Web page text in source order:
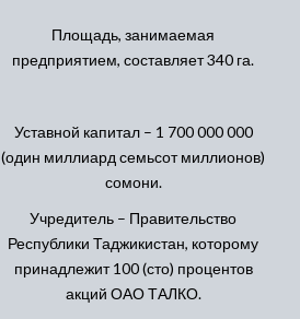
Площадь, занимаемая
предприятием, составляет 340 га.
Уставной капитал – 1 700 000 000
(один миллиард семьсот миллионов)
сомони.
Учредитель – Правительство
Республики Таджикистан, которому
принадлежит 100 (сто) процентов
акций ОАО ТАЛКО.